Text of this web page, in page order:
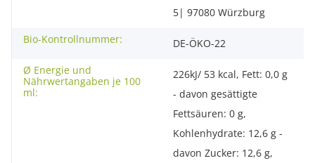
5| 97080 Würzburg
Bio-Kontrollnummer:
DE-ÖKO-22
Ø Energie und
Nährwertangaben je 100
ml:
226kJ/ 53 kcal, Fett: 0,0 g
- davon gesättigte
Fettsäuren: 0 g,
Kohlenhydrate: 12,6 g -
davon Zucker: 12,6 g,